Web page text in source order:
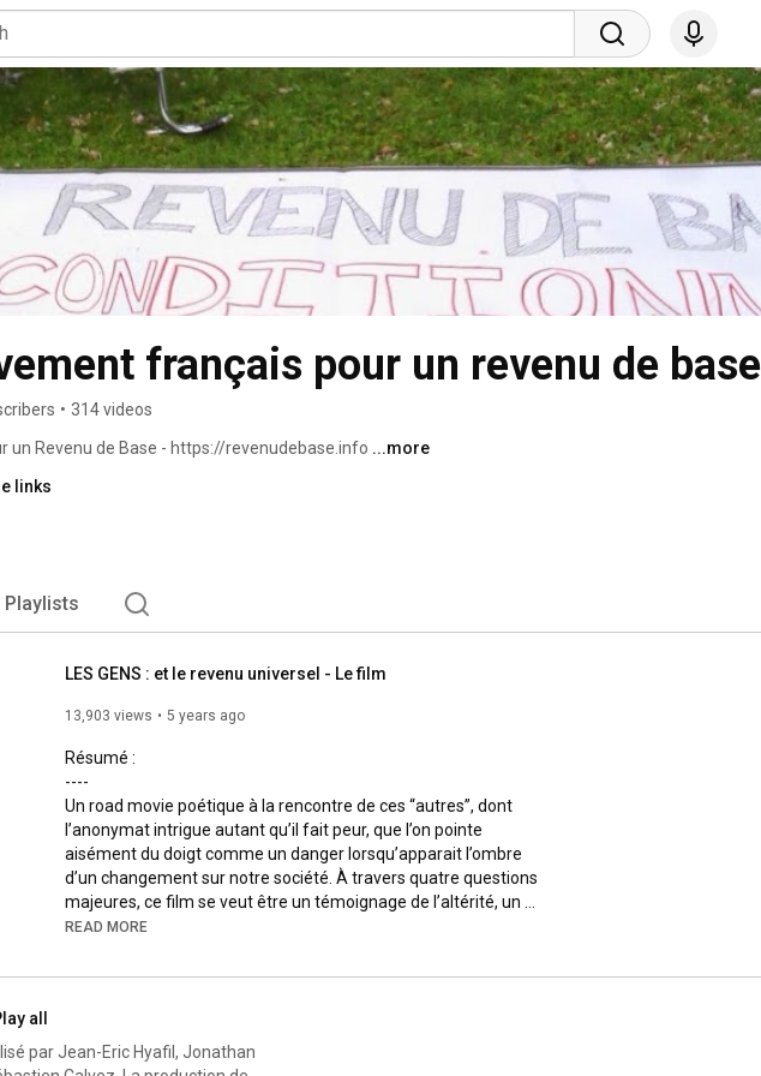
français pour un revenu de base
• 314 videos
un Revenu de Base - https://revenudebase.info ...more
links
Playlists
LES GENS : et le revenu universel - Le film
13,903 views 5 years ago
Résumé :
----
Un road movie poétique à la rencontre de ces “autres”, dont
l’anonymat intrigue autant qu’il fait peur, que l’on pointe
aisément du doigt comme un danger lorsqu’apparait l’ombre
d’un changement sur notre société. À travers quatre questions
majeures, ce film se veut être un témoignage de l’altérité, un
moyen de lui attribuer un visage et une parole, sur un sujet qui
revenu de base. Un concept novateur et bouleversant, donc
deux principes antinomiques que sont liberté et égalité.
READ MORE
all
par Jean-Eric Hyafil, Jonathan